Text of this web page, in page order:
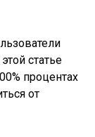
статье
процентах
от